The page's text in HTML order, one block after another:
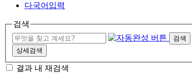
다국어입력
검색
검색
상세검색
결과 내 재검색